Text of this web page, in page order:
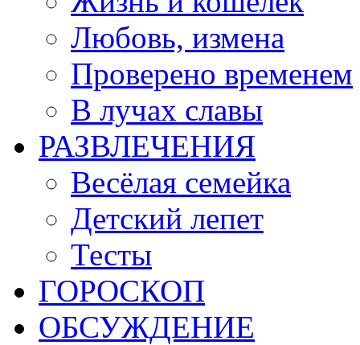
Любовь, измена
Проверено временем
В лучах славы
РАЗВЛЕЧЕНИЯ
Весёлая семейка
Детский лепет
Тесты
ГОРОСКОП
ОБСУЖДЕНИЕ